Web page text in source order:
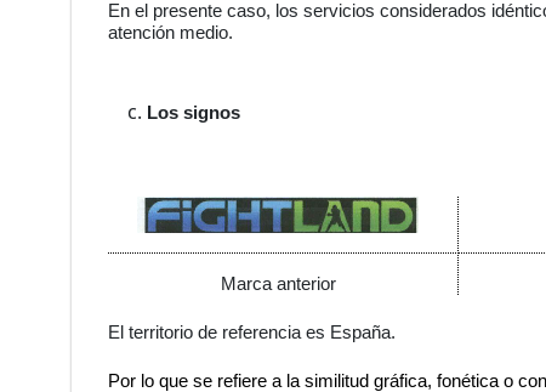
En el presente caso, los servicios considerados
atención medio.
Los signos
Marca anterior
El territorio de referencia es España.
Por lo que se refiere a la similitud gráfica, fonética o